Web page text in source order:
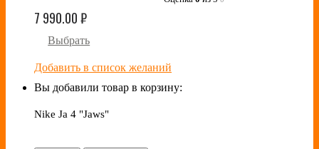
7 990.00₽
Выбрать
Добавить в список желаний
Вы добавили товар в корзину:
Nike Ja 4 "Jaws"